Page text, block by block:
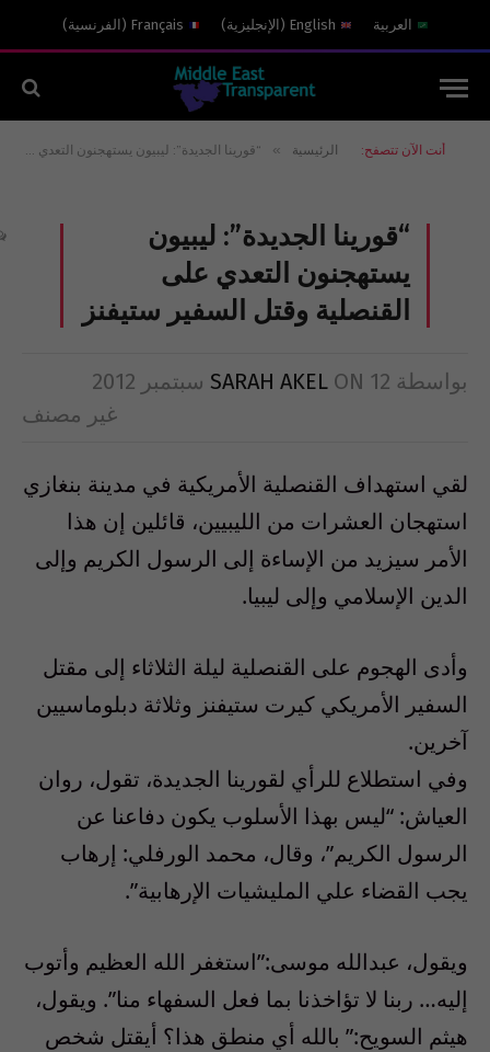
العربية English
( الإنجليزية)
Français
( الفرنسية)
أنت الآن تتصفح: الرئيسية » “قورينا الجديدة”: ليبيون يستهجنون التعدي على القنصلية وقتل السفير ستيفنز
“قورينا الجديدة”: ليبيون
يستهجنون التعدي على
القنصلية وقتل السفير ستيفنز
بواسطة SARAH AKEL ON 12 سبتمبر 2012
غير مصنف
لقي استهداف القنصلية الأمريكية في مدينة بنغازي
استهجان العشرات من الليبيين، قائلين إن هذا
الأمر سيزيد من الإساءة إلى الرسول الكريم وإلى
الدين الإسلامي وإلى ليبيا.
وأدى الهجوم على القنصلية ليلة الثلاثاء إلى مقتل
السفير الأمريكي كيرت ستيفنز وثلاثة دبلوماسيين
آخرين.
وفي استطلاع للرأي لقورينا الجديدة، تقول، روان
العياش: “ليس بهذا الأسلوب يكون دفاعنا عن
الرسول الكريم”، وقال، محمد الورفلي: إرهاب
يجب القضاء علي المليشيات الإرهابية”.
ويقول، عبدالله موسى:”استغفر الله العظيم وأتوب
إليه… ربنا لا تؤاخذنا بما فعل السفهاء منا”. ويقول،
هيثم السويح:” بالله أي منطق هذا؟ أيقتل شخص